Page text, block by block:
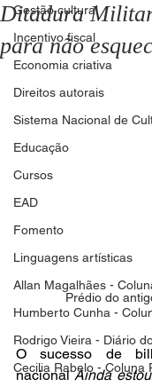
Gestão cultural
Incentivo fiscal
Economia criativa
Direitos autorais
Sistema Nacional de
Educação
Cursos
EAD
Fomento
Linguagens artísticas
Allan Magalhães -
Humberto Cunha -
Rodrigo Vieira - Diário
Cecilia Rabelo - Coluna
Ditadura
para não
Prédio do
O sucesso de
nacional Ainda